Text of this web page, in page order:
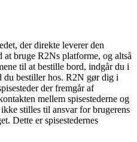
der direkte leverer den
at bruge R2Ns platforme, og altså
til at bestille bord, indgår du i
du bestiller hos. R2N gør dig i
der fremgår af
mellem spisestederne og
stilles til ansvar for brugerens
Dette er spisestedernes